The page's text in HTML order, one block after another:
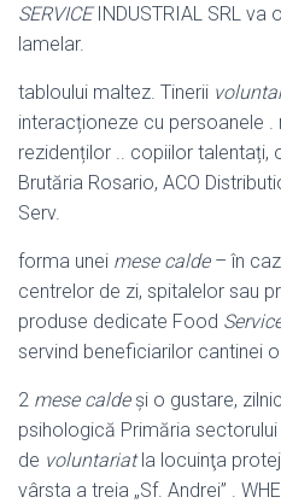
SERVICEINDUSTRIAL SRL va
lamelar.
tabloului maltez. Tinerii
interacționeze cu persoanele
rezidenților .. copiilor talentați,
Brutăria Rosario, ACO
Serv.
forma unei mese calde– în
centrelor de zi, spitalelor sau
produse dedicate Food
servind beneficiarilor cantinei
2 mese caldeşi o gustare,
psihologică Primăria
de voluntariatla locuinţa
vârsta a treia „Sf. Andrei” .